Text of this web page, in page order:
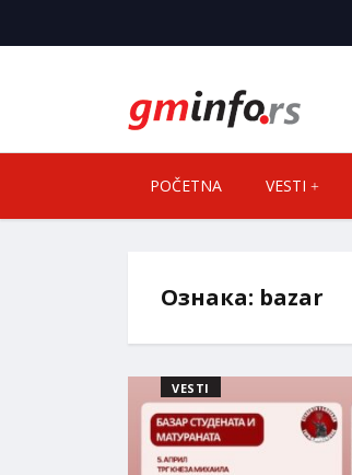
POČETNA VESTI
Ознака: bazar
VESTI